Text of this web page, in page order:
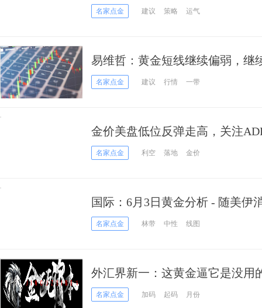
作建议！
名家点金 建议 策略 运气
易维哲：黄金短线继续偏弱，继
名家点金 建议 行情 一带
金价美盘低位反弹走高，关注
名家点金 利空 落地 金价
国际：6月3日黄金分析 - 随美伊
名家点金 林带 中性 线图
外汇界新一：这黄金逼它是没用
名家点金 加码 起码 月份